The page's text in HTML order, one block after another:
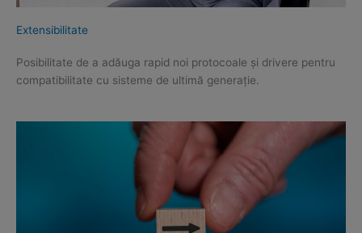
Extensibilitate
Posibilitate de a adăuga rapid noi protocoale și drivere pentru
compatibilitate cu sisteme de ultimă generație.